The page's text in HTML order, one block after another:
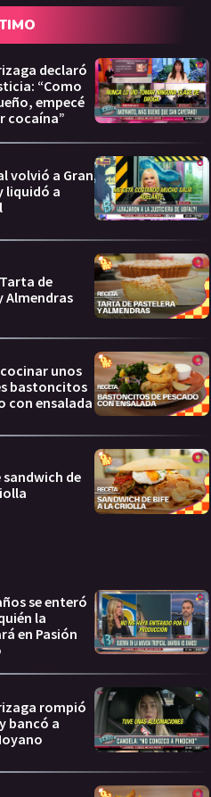
declaró
“Como
empecé
cocaína”
volvió a Gran
liquidó a
de
Almendras
unos
bastoncitos
con ensalada
de
se enteró
la
en Pasión
rompió
bancó a